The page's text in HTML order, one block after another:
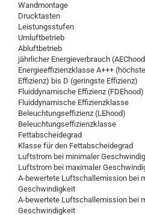
Wandmontage
Drucktasten
Leistungsstufen
Umluftbetrieb
Abluftbetrieb
jährlicher Energieverbrauch
Energieeffizienzklasse A+++ (höchste
Effizienz) bis D (geringste Effizienz)
Fluiddynamische Effizienz (FDEhood)
Fluiddynamische Effizienzklasse
Beleuchtungseffizienz (LEhood)
Beleuchtungseffizienzklasse
Fettabscheidegrad
Klasse für den Fettabscheidegrad
Luftstrom bei minimaler
Luftstrom bei maximaler
A-bewertete Luftschallemission bei
Geschwindigkeit
A-bewertete Luftschallemission bei
Geschwindigkeit